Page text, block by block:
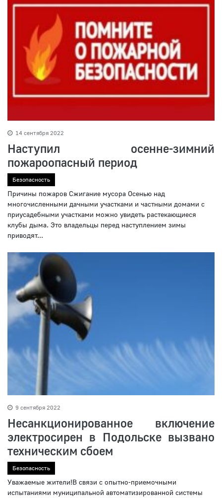
14 сентября 2022
Наступил осенне-зимний
пожароопасный период
Безопасность
Причины пожаров Сжигание мусора Осенью над
многочисленными дачными участками и частными домами с
приусадебными участками можно увидеть растекающиеся
клубы дыма. Это владельцы перед наступлением зимы
приводят...
9 сентября 2022
Несанкционированное включение
электросирен в Подольске вызвано
техническим сбоем
Безопасность
Уважаемые жители!В связи с опытно-приемочными
испытаниями муниципальной автоматизированной системы